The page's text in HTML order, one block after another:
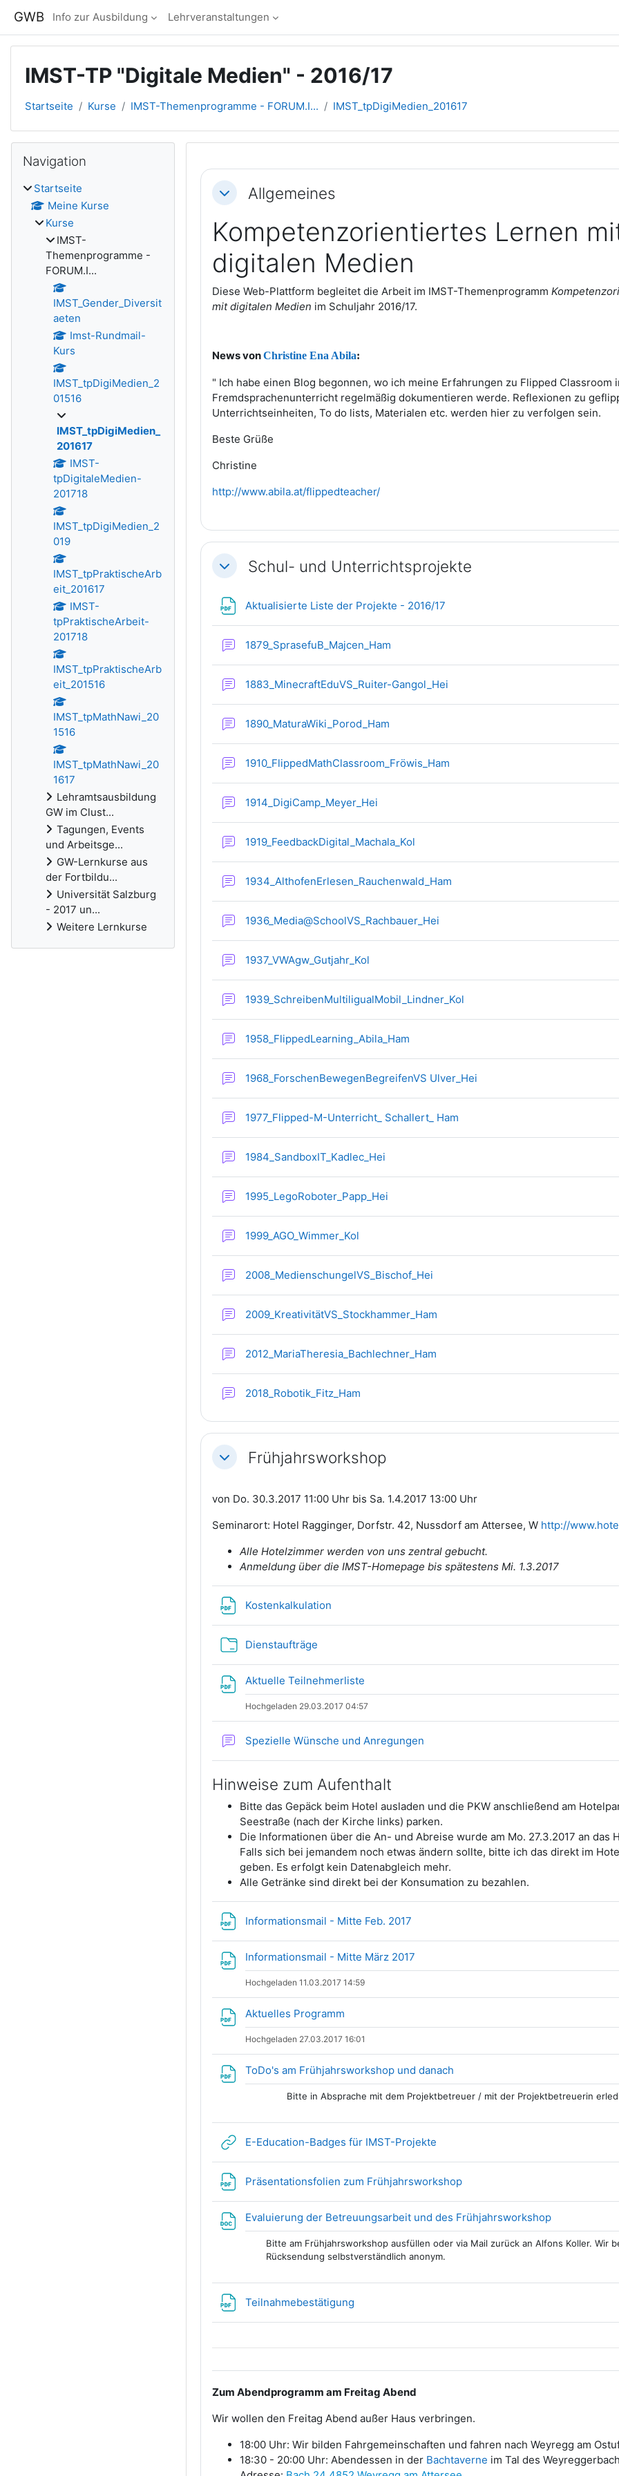
GWB Info zur Ausbildung Lehrveranstaltungen
IMST-TP "Digitale Medien" - 2016/17
Startseite Kurse IMST-Themenprogramme - FORUM.I... IMST_tpDigiMedien_201617
Abschnittsübersicht
EinklappenAllgemeines
Kompetenzorientiertes Lernen
digitalen Medien
Diese Web-Plattform begleitet die Arbeit im IMST-Themenprogramm
mit digitalen Medien im Schuljahr 2016/17.
News vonChristine Ena Abila:
" Ich habe einen Blog begonnen, wo ich meine Erfahrungen zu Flipped Classroom
Fremdsprachenunterricht regelmäßig dokumentieren werde. Reflexionen zu
Unterrichtseinheiten, To do lists, Materialen etc. werden hier zu verfolgen sein.
Beste Grüße
Christine
http://www.abila.at/flippedteacher/
EinklappenSchul- und Unterrichtsprojekte
Aktualisierte Liste der Projekte - 2016/17
1879_SprasefuB_Majcen_Ham
1883_MinecraftEduVS_Ruiter-Gangol_Hei
1890_MaturaWiki_Porod_Ham
1910_FlippedMathClassroom_Fröwis_Ham
1914_DigiCamp_Meyer_Hei
1919_FeedbackDigital_Machala_Kol
1934_AlthofenErlesen_Rauchenwald_Ham
1936_Media@SchoolVS_Rachbauer_Hei
1937_VWAgw_Gutjahr_Kol
1939_SchreibenMultiligualMobil_Lindner_Kol
1958_FlippedLearning_Abila_Ham
1968_ForschenBewegenBegreifenVS Ulver_Hei
1977_Flipped-M-Unterricht_ Schallert_ Ham
1984_SandboxIT_Kadlec_Hei
1995_LegoRoboter_Papp_Hei
1999_AGO_Wimmer_Kol
2008_MedienschungelVS_Bischof_Hei
2009_KreativitätVS_Stockhammer_Ham
2012_MariaTheresia_Bachlechner_Ham
2018_Robotik_Fitz_Ham
EinklappenFrühjahrsworkshop
von Do. 30.3.2017 11:00 Uhr bis Sa. 1.4.2017 13:00 Uhr
Seminarort: Hotel Ragginger, Dorfstr. 42, Nussdorf am Attersee, W http://
Alle Hotelzimmer werden von uns zentral gebucht.
Anmeldung über die IMST-Homepage bis spätestens Mi. 1.3.2017
Kostenkalkulation
DienstaufträgeVerzeichnis
Aktuelle Teilnehmerliste
Hochgeladen 29.03.2017 04:57
Spezielle Wünsche und Anregungen
Hinweise zum Aufenthalt
Bitte das Gepäck beim Hotel ausladen und die PKW anschließend am
Seestraße (nach der Kirche links) parken.
Die Informationen über die An- und Abreise wurde am Mo. 27.3.2017 an das
Falls sich bei jemandem noch etwas ändern sollte, bitte ich das direkt im
geben. Es erfolgt kein Datenabgleich mehr.
Alle Getränke sind direkt bei der Konsumation zu bezahlen.
Informationsmail - Mitte Feb. 2017
Informationsmail - Mitte März 2017
Hochgeladen 11.03.2017 14:59
Aktuelles Programm
Hochgeladen 27.03.2017 16:01
ToDo's am Frühjahrsworkshop und danach
Bitte in Absprache mit dem Projektbetreuer / mit der Projektbetreuerin
E-Education-Badges für IMST-ProjekteLink/URL
Präsentationsfolien zum Frühjahrsworkshop
Evaluierung der Betreuungsarbeit und des Frühjahrsworkshop
Bitte am Frühjahrsworkshop ausfüllen oder via Mail zurück an Alfons Koller. Wir
Rücksendung selbstverständlich anonym.
Teilnahmebestätigung
Zum Abendprogramm am Freitag Abend
Wir wollen den Freitag Abend außer Haus verbringen.
18:00 Uhr: Wir bilden Fahrgemeinschaften und fahren nach Weyregg am
18:30 - 20:00 Uhr: Abendessen in der Bachtaverne im Tal des
Blöcke
Navigation
Startseite
Meine Kurse
Kurse
IMST-
Themenprogramme -
FORUM.I...
IMST_Gender_Diversit
aeten
Imst-Rundmail-
Kurs
IMST_tpDigiMedien_2
01516
IMST_tpDigiMedien_
201617
IMST-
tpDigitaleMedien-
201718
IMST_tpDigiMedien_2
019
IMST_tpPraktischeArb
eit_201617
IMST-
tpPraktischeArbeit-
201718
IMST_tpPraktischeArb
eit_201516
IMST_tpMathNawi_20
1516
IMST_tpMathNawi_20
1617
Lehramtsausbildung
GW im Clust...
Tagungen, Events
und Arbeitsge...
GW-Lernkurse aus
der Fortbildu...
Universität Salzburg
- 2017 un...
Weitere Lernkurse